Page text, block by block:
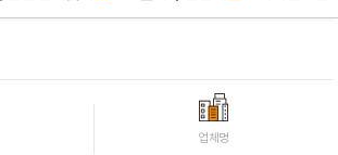
업체명